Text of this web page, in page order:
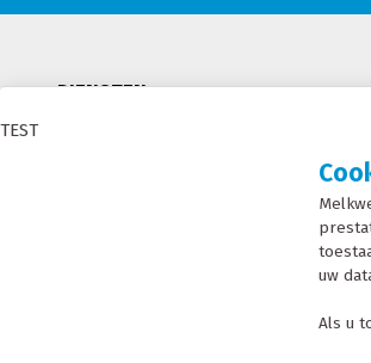
TEST
uw
Als u
DIENSTEN
Modaal en Intermodaal
4PL oplossingen en supplier logistics